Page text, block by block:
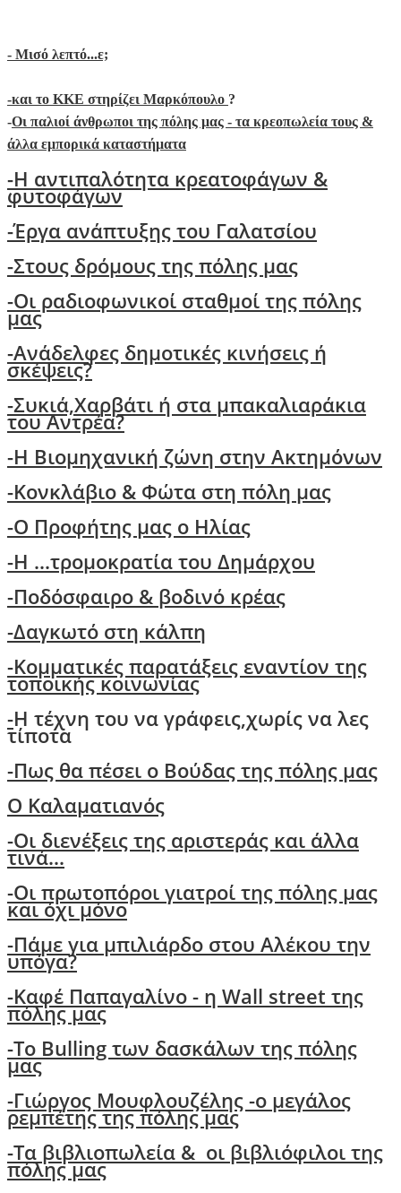
- Μισό λεπτό...ε;
-και το ΚΚΕ στηρίζει Μαρκόπουλο ?
-Οι παλιοί άνθρωποι της πόλης μας - τα κρεοπωλεία τους &
άλλα εμπορικά καταστήματα
-Η αντιπαλότητα κρεατοφάγων &
φυτοφάγων
-Έργα ανάπτυξης του Γαλατσίου
-Στους δρόμους της πόλης μας
-Oι ραδιοφωνικοί σταθμοί της πόλης
μας
-Ανάδελφες δημοτικές κινήσεις ή
σκέψεις?
-Συκιά,Χαρβάτι ή στα μπακαλιαράκια
του Αντρέα?
-Η Βιομηχανική ζώνη στην Ακτημόνων
-Κονκλάβιο & Φώτα στη πόλη μας
-Ο Προφήτης μας ο Ηλίας
-Η ...τρομοκρατία του Δημάρχου
-Ποδόσφαιρο & βοδινό κρέας
-Δαγκωτό στη κάλπη
-Kομματικές παρατάξεις εναντίον της
τοποικής κοινωνίας
-Η τέχνη του να γράφεις,χωρίς να λες
τίποτα
-Πως θα πέσει ο Βούδας της πόλης μας
O Kαλαματιανός
-Oι διενέξεις της αριστεράς και άλλα
τινά...
-Οι πρωτοπόροι γιατροί της πόλης μας
και όχι μόνο
-Πάμε για μπιλιάρδο στου Αλέκου την
υπόγα?
-Καφέ Παπαγαλίνο - η Wall street της
πόλης μας
-Το Bulling των δασκάλων της πόλης
μας
-Γιώργος Μουφλουζέλης -ο μεγάλος
ρεμπέτης της πόλης μας
-Τα βιβλιοπωλεία & οι βιβλιόφιλοι της
πόλης μας